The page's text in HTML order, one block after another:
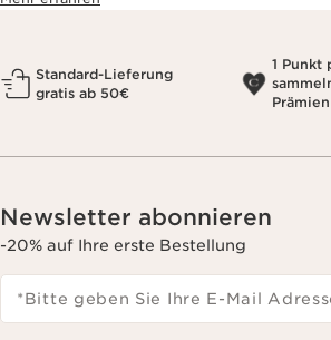
RICHTIG FALSCH
Standard-Lieferung
gratis ab 50€
1 Punkt
Newsletter abonnieren
-20% auf Ihre erste Bestellung
*Bitte geben Sie Ihre E-Mail